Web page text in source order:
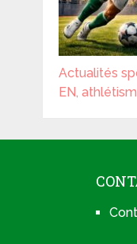
Actualités
EN,